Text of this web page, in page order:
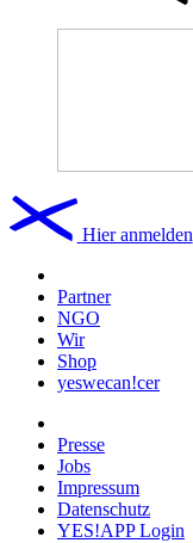
Hier anmelden
Partner
NGO
Wir
Shop
yeswecan!cer
Presse
Jobs
Impressum
Datenschutz
YES!APP Login